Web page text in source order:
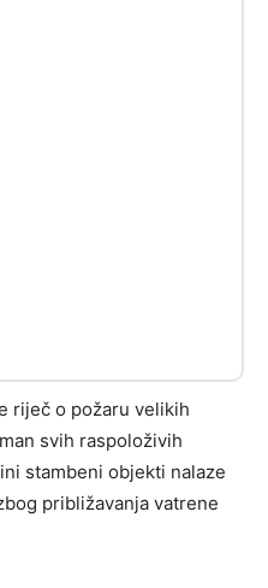
riječ o požaru velikih
svih raspoloživih
stambeni objekti nalaze
približavanja vatrene